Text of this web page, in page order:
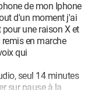
de mon Iphone
d'un moment j'ai
une raison X et
remis en marche
qui
seul 14 minutes
sur pause à la